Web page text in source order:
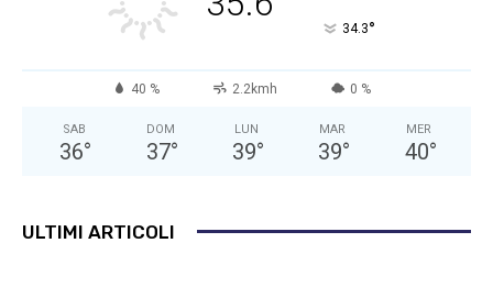
34.3°
40 % 2.2kmh 0 %
SAB
36°
DOM
37°
LUN
39°
MAR
39°
MER
40°
ULTIMI ARTICOLI